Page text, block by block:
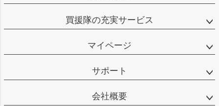
買援隊の充実サービス
マイページ
サポート
会社概要